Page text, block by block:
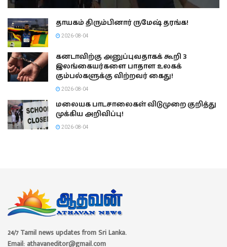
தாயகம் திரும்பினார் ருமேஷ் தரங்க!
2026-08-04
கனடாவிற்கு அனுப்புவதாகக் கூறி 3
இலங்கையர்களை பாதாள உலகக்
கும்பல்களுக்கு விற்றவர் கைது!
2026-08-04
மலையக பாடசாலைகள் விடுமுறை குறித்து
முக்கிய அறிவிப்பு!
2026-08-04
24/7 Tamil news updates from Sri Lanka.
Email: athavaneditor@gmail.com